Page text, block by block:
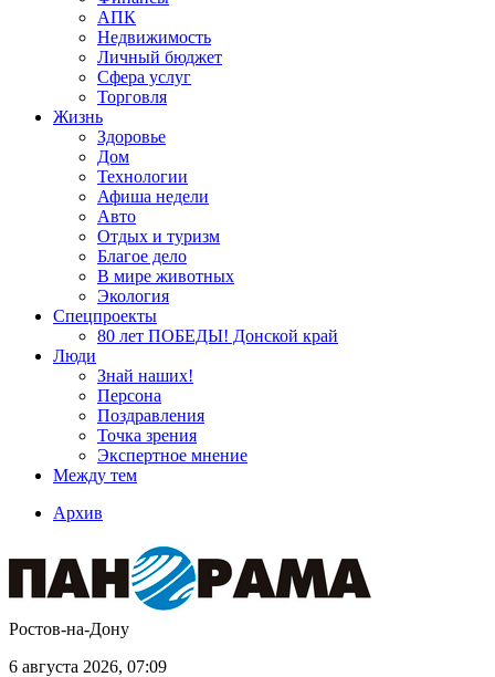
АПК
Недвижимость
Личный бюджет
Сфера услуг
Торговля
Жизнь
Здоровье
Дом
Технологии
Афиша недели
Авто
Отдых и туризм
Благое дело
В мире животных
Экология
Спецпроекты
80 лет ПОБЕДЫ! Донской край
Люди
Знай наших!
Персона
Поздравления
Точка зрения
Экспертное мнение
Между тем
Архив
Ростов-на-Дону
6 августа 2026, 07:09